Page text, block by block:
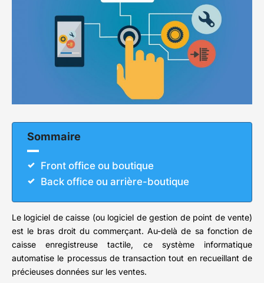
Sommaire
Front office ou boutique
Back office ou arrière-boutique
Le logiciel de caisse (ou logiciel de gestion de point de vente)
est le bras droit du commerçant. Au-delà de sa fonction de
caisse enregistreuse tactile, ce système informatique
automatise le processus de transaction tout en recueillant de
précieuses données sur les ventes.